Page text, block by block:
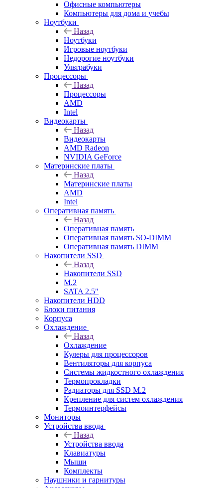
Офисные компьютеры
Компьютеры для дома и учебы
Ноутбуки
Назад
Ноутбуки
Игровые ноутбуки
Недорогие ноутбуки
Ультрабуки
Процессоры
Назад
Процессоры
AMD
Intel
Видеокарты
Назад
Видеокарты
AMD Radeon
NVIDIA GeForce
Материнские платы
Назад
Материнские платы
AMD
Intel
Оперативная память
Назад
Оперативная память
Оперативная память SO-DIMM
Оперативная память DIMM
Накопители SSD
Назад
Накопители SSD
M.2
SATA 2.5"
Накопители HDD
Блоки питания
Корпуса
Охлаждение
Назад
Охлаждение
Кулеры для процессоров
Вентиляторы для корпуса
Системы жидкостного охлаждения
Термопрокладки
Радиаторы для SSD M.2
Крепление для систем охлаждения
Термоинтерфейсы
Мониторы
Устройства ввода
Назад
Устройства ввода
Клавиатуры
Мыши
Комплекты
Наушники и гарнитуры